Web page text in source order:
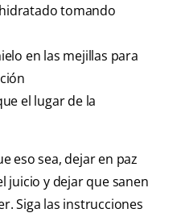
tomando
en las mejillas para
el lugar de la
eso sea, dejar en paz
juicio y dejar que sanen
Siga las instrucciones